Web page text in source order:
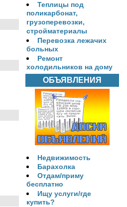
Теплицы под
поликарбонат,
грузоперевозки,
стройматериалы
Перевозка лежачих
больных
Ремонт
холодильников на дому
ОБЪЯВЛЕНИЯ
Недвижимость
Барахолка
Отдам/приму
бесплатно
Ищу услуги/где
купить?